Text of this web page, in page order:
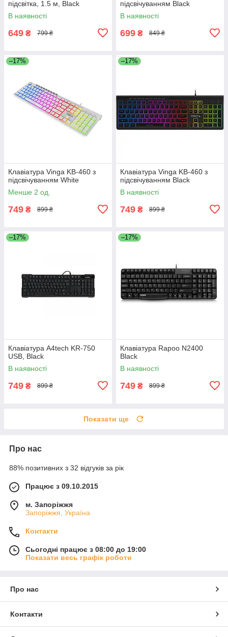
підсвітка, 1.5 м, Black
В наявності
649 ₴ 799 ₴
підсвічуванням Black
В наявності
699 ₴ 849 ₴
–17%
Клавіатура Vinga KB-460 з
підсвічуванням White
Менше 2 од.
749 ₴ 899 ₴
–17%
Клавіатура Vinga KB-460 з
підсвічуванням Black
В наявності
749 ₴ 899 ₴
–17%
Клавіатура A4tech KR-750
USB, Black
В наявності
749 ₴ 899 ₴
–17%
Клавіатура Rapoo N2400
Black
В наявності
749 ₴ 899 ₴
Показати ще
Про нас
88% позитивних з 32 відгуків за рік
Працює з 09.10.2015
м. Запоріжжя
Запоріжжя, Україна
Контакти
Сьогодні працює з 08:00 до 19:00
Показати весь графік роботи
Про нас
Контакти